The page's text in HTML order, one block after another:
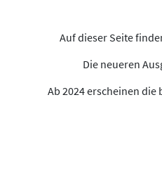
Auf dieser Seite
Die neueren
Ab 2024 erscheinen die